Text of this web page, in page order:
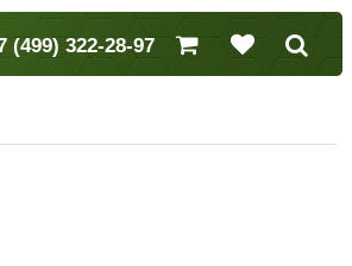
(499) 322-28-97